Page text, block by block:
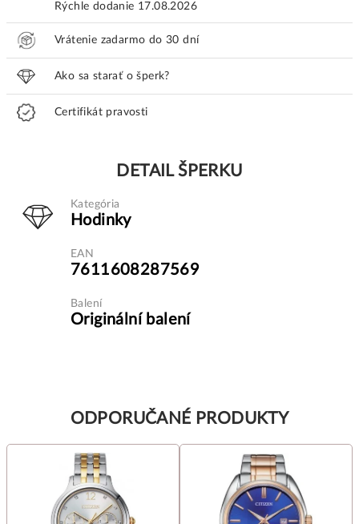
Rýchle dodanie 17.08.2026
Vrátenie zadarmo do 30 dní
Ako sa starať o šperk?
Certifikát pravosti
DETAIL ŠPERKU
Kategória
Hodinky
EAN
7611608287569
Balení
Originální balení
ODPORUČANÉ PRODUKTY